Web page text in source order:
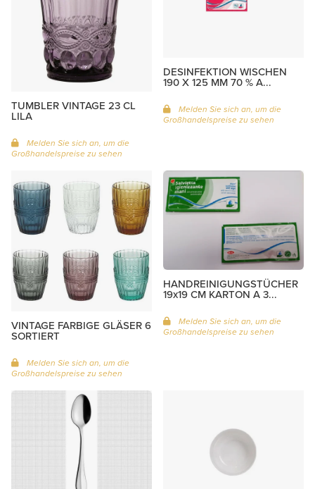
TUMBLER VINTAGE 23 CL
LILA
Melden Sie sich an, um die
Großhandelspreise zu sehen
DESINFEKTION WISCHEN
190 X 125 MM 70 % A...
Melden Sie sich an, um die
Großhandelspreise zu sehen
VINTAGE FARBIGE GLÄSER 6
SORTIERT
Melden Sie sich an, um die
Großhandelspreise zu sehen
HANDREINIGUNGSTÜCHER
19x19 CM KARTON A 3...
Melden Sie sich an, um die
Großhandelspreise zu sehen